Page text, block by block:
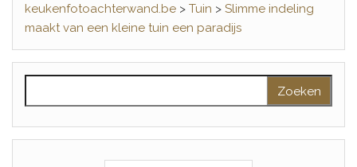
keukenfotoachterwand.be > Tuin > Slimme indeling
maakt van een kleine tuin een paradijs